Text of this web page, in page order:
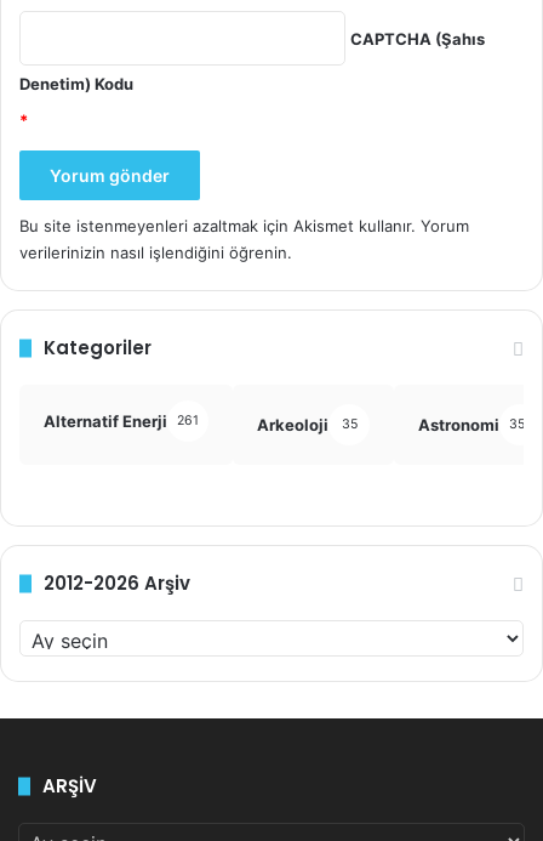
CAPTCHA (Şahıs
Denetim) Kodu
*
Bu site istenmeyenleri azaltmak için Akismet kullanır. Yorum
verilerinizin nasıl işlendiğini öğrenin.
Kategoriler
Alternatif Enerji 261 Arkeoloji 35 Astronomi 355
2012-2026 Arşiv
0
1
ARŞİV
ARŞİV